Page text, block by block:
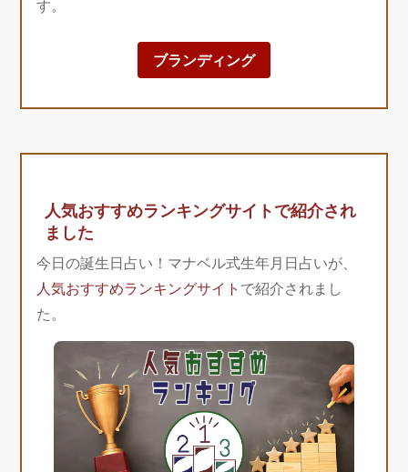
す。
ブランディング
人気おすすめランキングサイトで紹介され
ました
今日の誕生日占い！マナベル式生年月日占いが、
人気おすすめランキングサイト で紹介されまし
た。